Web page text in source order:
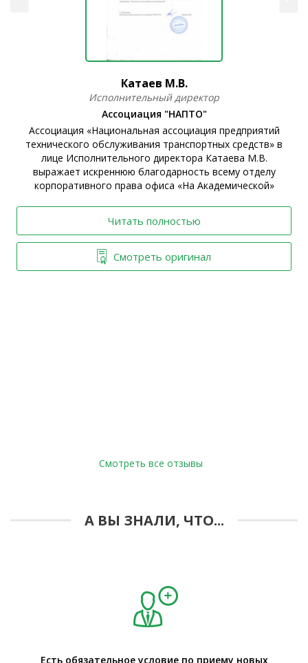
Катаев М.В.
Исполнительный директор
Ассоциация "НАПТО"
Ассоциация «Национальная ассоциация предприятий
технического обслуживания транспортных средств» в
лице Исполнительного директора Катаева М.В.
выражает искреннюю благодарность всему отделу
корпоративного права офиса «На Академической»
Читать полностью
Смотреть оригинал
Смотреть все отзывы
А ВЫ ЗНАЛИ, ЧТО...
Есть обязательное условие по приему новых